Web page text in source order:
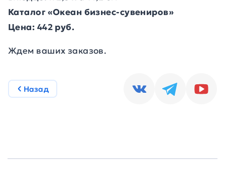
Каталог «Океан бизнес-сувениров»
Цена: 442 руб.
Ждем ваших заказов.
Назад